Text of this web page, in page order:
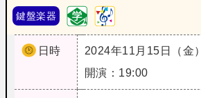
鍵盤楽器
日時
2024年11月15日（金）
開演：19:00